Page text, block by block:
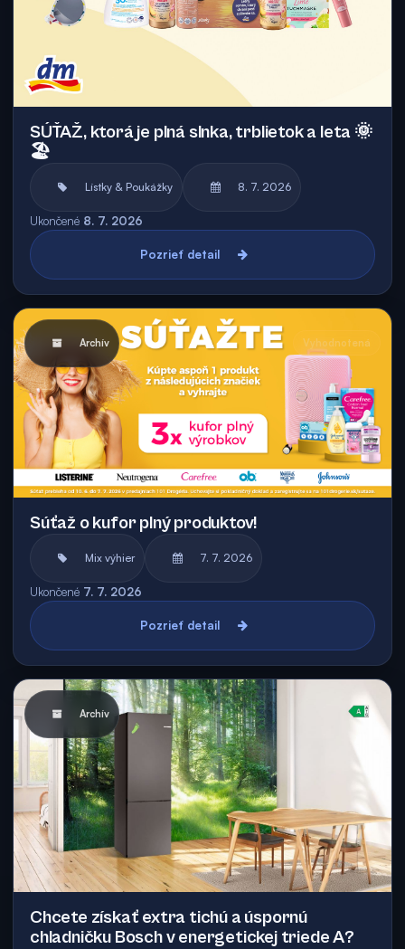
SÚŤAŽ, ktorá je plná slnka, trblietok a leta 🌞
🏖
Lístky & Poukážky 8. 7. 2026
Ukončené 8. 7. 2026
Pozrieť detail
Archív Vyhodnotená
Súťaž o kufor plný produktov!
Mix výhier 7. 7. 2026
Ukončené 7. 7. 2026
Pozrieť detail
Archív
Chcete získať extra tichú a úspornú
chladničku Bosch v energetickej triede A?